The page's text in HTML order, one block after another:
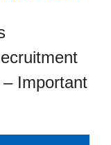
Important